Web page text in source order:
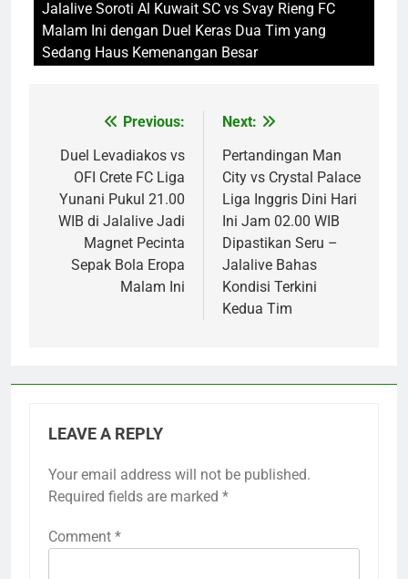
Jalalive Soroti Al Kuwait SC vs Svay Rieng FC
Malam Ini dengan Duel Keras Dua Tim yang
Sedang Haus Kemenangan Besar
navigation
Previous:
Duel Levadiakos vs
OFI Crete FC Liga
Yunani Pukul 21.00
WIB di Jalalive Jadi
Magnet Pecinta
Sepak Bola Eropa
Malam Ini
Next:
Pertandingan Man
City vs Crystal Palace
Liga Inggris Dini Hari
Ini Jam 02.00 WIB
Dipastikan Seru –
Jalalive Bahas
Kondisi Terkini
Kedua Tim
LEAVE A REPLY
Your email address will not be published.
Required fields are marked *
Comment *